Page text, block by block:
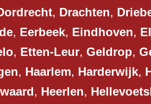
, Drachten,
, Eerbeek, Eindhoven,
, Etten-Leur, Geldrop,
, Haarlem, Harderwijk,
, Heerlen,